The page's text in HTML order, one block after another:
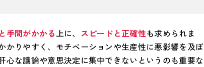
手間がかかる上に、 スピードと正確性も求められま
りやすく、モチベーションや生産性に悪影響を及ぼ
な議論や意思決定に集中できないというのも重要な